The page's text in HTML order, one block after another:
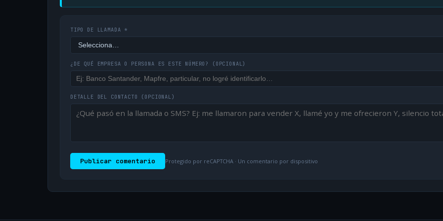
TIPO DE LLAMADA *
¿DE QUÉ EMPRESA O PERSONA ES ESTE NÚMERO? (OPCIONAL)
DETALLE DEL CONTACTO (OPCIONAL)
Publicar comentario Protegido por reCAPTCHA · Un comentario por dispositivo